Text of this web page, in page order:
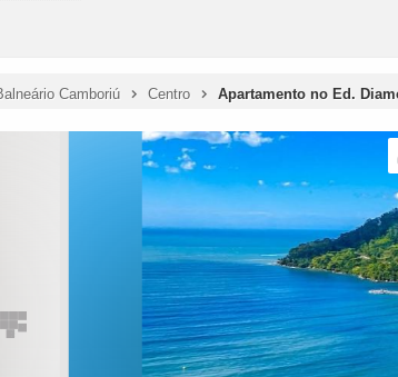
Camboriú Centro Apartamento no Ed.